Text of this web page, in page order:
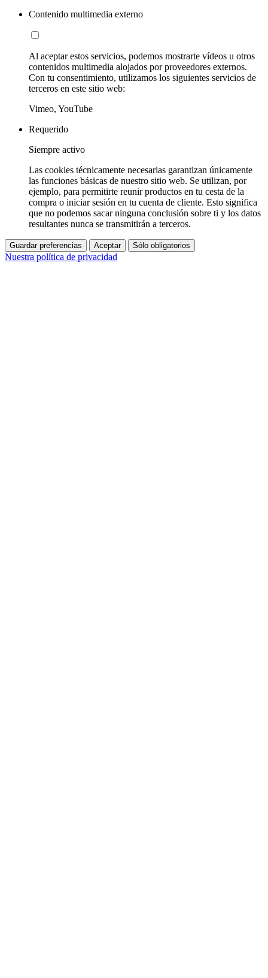
Contenido multimedia externo
Al aceptar estos servicios, podemos mostrarte vídeos u otros
contenidos multimedia alojados por proveedores externos.
Con tu consentimiento, utilizamos los siguientes servicios de
terceros en este sitio web:
Vimeo, YouTube
Requerido
Siempre activo
Las cookies técnicamente necesarias garantizan únicamente
las funciones básicas de nuestro sitio web. Se utilizan, por
ejemplo, para permitirte reunir productos en tu cesta de la
compra o iniciar sesión en tu cuenta de cliente. Esto significa
que no podemos sacar ninguna conclusión sobre ti y los datos
resultantes nunca se transmitirán a terceros.
Guardar preferencias Aceptar Sólo obligatorios
Nuestra política de privacidad